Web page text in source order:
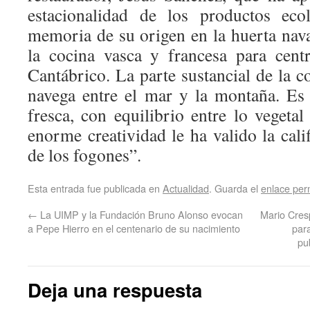
estacionalidad de los productos
memoria de su origen en la huerta
la cocina vasca y francesa para
Cantábrico. La parte sustancial de la
navega entre el mar y la montaña.
fresca, con equilibrio entre lo
enorme creatividad le ha valido la
de los fogones”.
Esta entrada fue publicada en Actualidad. Guarda el enlace
← La UIMP y la Fundación Bruno Alonso evocan
a Pepe Hierro en el centenario de su nacimiento
Mario
Deja una respuesta